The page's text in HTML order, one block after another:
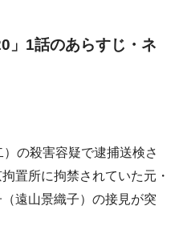
」1話のあらすじ・ネ
の殺害容疑で逮捕送検さ
置所に拘禁されていた元・
遠山景織子）の接見が突